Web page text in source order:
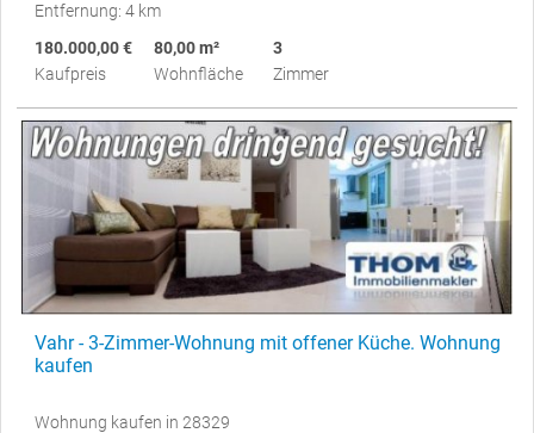
Entfernung: 4 km
180.000,00 €
Kaufpreis
80,00 m²
Wohnfläche
3
Zimmer
Vahr - 3-Zimmer-Wohnung mit offener Küche. Wohnung
kaufen
Wohnung kaufen in 28329